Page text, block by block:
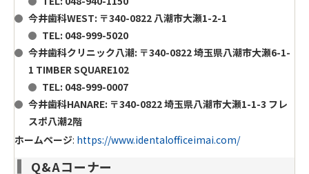
今井歯科WEST: 〒340-0822 八潮市大瀬1-2-1
TEL: 048-999-5020
今井歯科クリニック八潮: 〒340-0822 埼玉県八潮市大瀬6-1-
1 TIMBER SQUARE102
TEL: 048-999-0007
今井歯科HANARE: 〒340-0822 埼玉県八潮市大瀬1-1-3 フレ
スポ八潮2階
ホームページ: https://www.identalofficeimai.com/
Q&Aコーナー